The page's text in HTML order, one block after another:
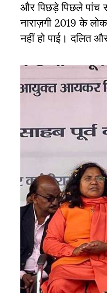
और पिछड़े पिछले पांच
नाराज़गी 2019 के
नहीं हो पाई। दलित